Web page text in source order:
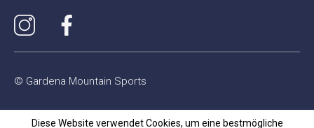
© Gardena Mountain Sports
Diese Website verwendet Cookies, um eine bestmögliche